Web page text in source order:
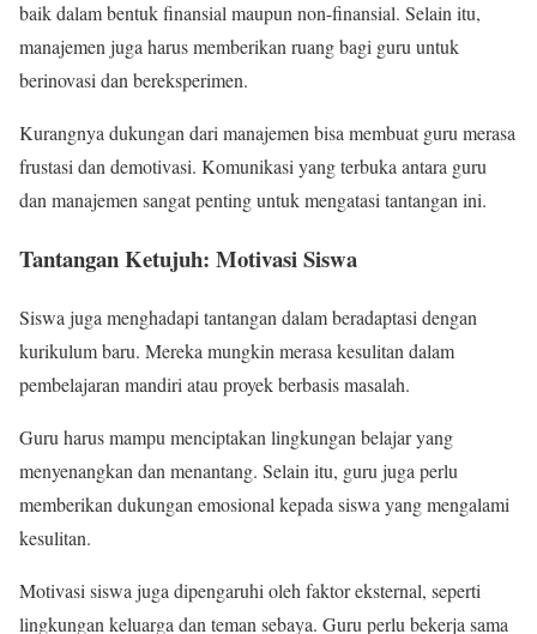
baik dalam bentuk finansial maupun non-finansial. Selain itu,
manajemen juga harus memberikan ruang bagi guru untuk
berinovasi dan bereksperimen.
Kurangnya dukungan dari manajemen bisa membuat guru merasa
frustasi dan demotivasi. Komunikasi yang terbuka antara guru
dan manajemen sangat penting untuk mengatasi tantangan ini.
Tantangan Ketujuh: Motivasi Siswa
Siswa juga menghadapi tantangan dalam beradaptasi dengan
kurikulum baru. Mereka mungkin merasa kesulitan dalam
pembelajaran mandiri atau proyek berbasis masalah.
Guru harus mampu menciptakan lingkungan belajar yang
menyenangkan dan menantang. Selain itu, guru juga perlu
memberikan dukungan emosional kepada siswa yang mengalami
kesulitan.
Motivasi siswa juga dipengaruhi oleh faktor eksternal, seperti
lingkungan keluarga dan teman sebaya. Guru perlu bekerja sama